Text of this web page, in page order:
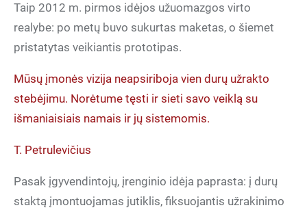
Taip 2012 m. pirmos idėjos užuomazgos virto
realybe: po metų buvo sukurtas maketas, o šiemet
pristatytas veikiantis prototipas.
Mūsų įmonės vizija neapsiriboja vien durų užrakto
stebėjimu. Norėtume tęsti ir sieti savo veiklą su
išmaniaisiais namais ir jų sistemomis.
T. Petrulevičius
Pasak įgyvendintojų, įrenginio idėja paprasta: į durų
staktą įmontuojamas jutiklis, fiksuojantis užrakinimo